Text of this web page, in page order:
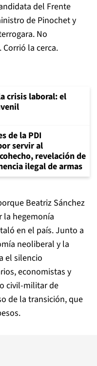
del Frente
de Pinochet y
No
la cerca.
crisis laboral: el
de la PDI
servir al
revelación de
ilegal de armas
Beatriz Sánchez
la hegemonía
en el país. Junto a
neoliberal y la
el silencio
economistas y
civil-militar de
de la transición, que